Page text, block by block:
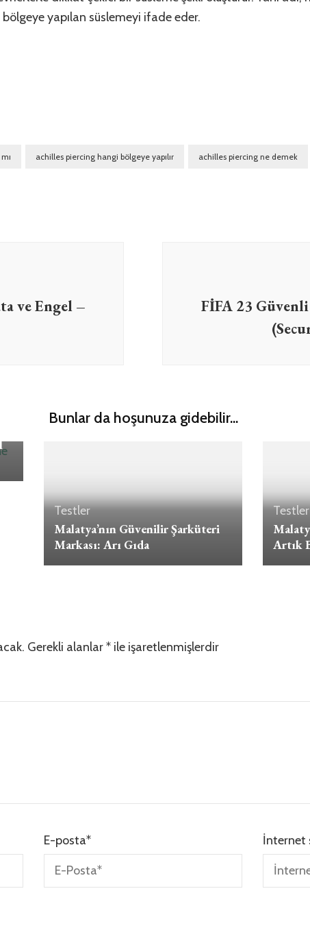
yapılan süslemeyi ifade eder.
achilles piercing hangi bölgeye yapılır achilles piercing ne demek
ve Engel –
FİFA 23
Bunlar da hoşunuza gidebilir...
Testler
Malatya’nın Güvenilir Şarküteri
Markası: Arı Gıda
Testler
Artık
Gerekli alanlar* ile işaretlenmişlerdir
E-posta* İnternet